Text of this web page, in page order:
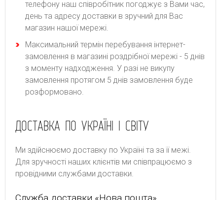
телефону наш співробітник погоджує з Вами час,
день та адресу доставки в зручний для Вас
магазин нашої мережі.
Максимальний термін перебування інтернет-
замовлення в магазині роздрібної мережі - 5 днів
з моменту надходження. У разі не викупу
замовлення протягом 5 днів замовлення буде
розформовано.
ДОСТАВКА ПО УКРАЇНІ І СВІТУ
Ми здійснюємо доставку по Україні та за її межі.
Для зручності наших клієнтів ми співпрацюємо з
провідними службами доставки.